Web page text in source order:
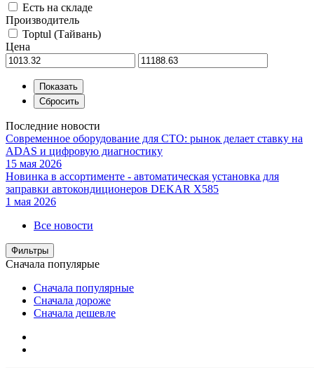
Есть на складе
Производитель
Toptul (Тайвань)
Цена
Последние новости
Современное оборудование для СТО: рынок делает ставку на
ADAS и цифровую диагностику
15 мая 2026
Новинка в ассортименте - автоматическая установка для
заправки автокондиционеров DEKAR X585
1 мая 2026
Все новости
Фильтры
Сначала популярые
Сначала популярные
Сначала дороже
Сначала дешевле